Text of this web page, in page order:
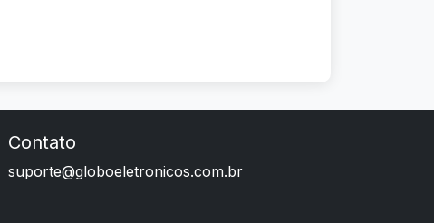
Contato
suporte@globoeletronicos.com.br